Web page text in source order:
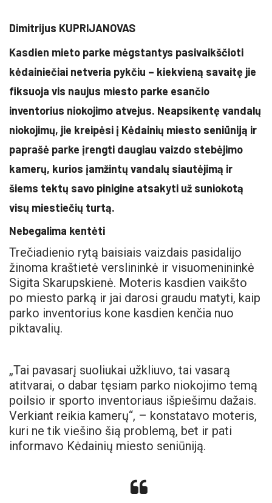
Dimitrijus KUPRIJANOVAS
Kasdien mieto parke mėgstantys pasivaikščioti
kėdainiečiai netveria pykčiu – kiekvieną savaitę jie
fiksuoja vis naujus miesto parke esančio
inventorius niokojimo atvejus. Neapsikentę vandalų
niokojimų, jie kreipėsi į Kėdainių miesto seniūniją ir
paprašė parke įrengti daugiau vaizdo stebėjimo
kamerų, kurios įamžintų vandalų siautėjimą ir
šiems tektų savo pinigine atsakyti už suniokotą
visų miestiečių turtą.
Nebegalima kentėti
Trečiadienio rytą baisiais vaizdais pasidalijo
žinoma kraštietė verslininkė ir visuomenininkė
Sigita Skarupskienė. Moteris kasdien vaikšto
po miesto parką ir jai darosi graudu matyti, kaip
parko inventorius kone kasdien kenčia nuo
piktavalių.
„Tai pavasarį suoliukai užkliuvo, tai vasarą
atitvarai, o dabar tęsiam parko niokojimo temą
poilsio ir sporto inventoriaus išpiešimu dažais.
Verkiant reikia kamerų“, – konstatavo moteris,
kuri ne tik viešino šią problemą, bet ir pati
informavo Kėdainių miesto seniūniją.